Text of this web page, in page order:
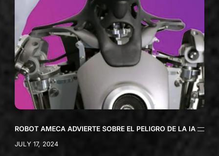
ROBOT AMECA ADVIERTE SOBRE EL PELIGRO DE LA IA
JULY 17, 2024